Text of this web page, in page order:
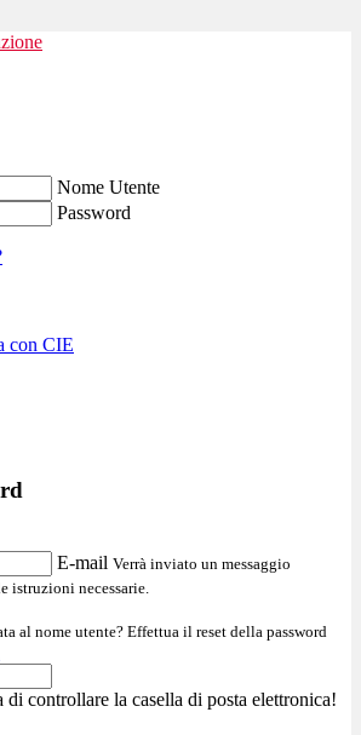
Nome Utente
Password
con CIE
E-mail Verrà inviato un messaggio
istruzioni necessarie.
al nome utente? Effettua il reset della password
controllare la casella di posta elettronica!